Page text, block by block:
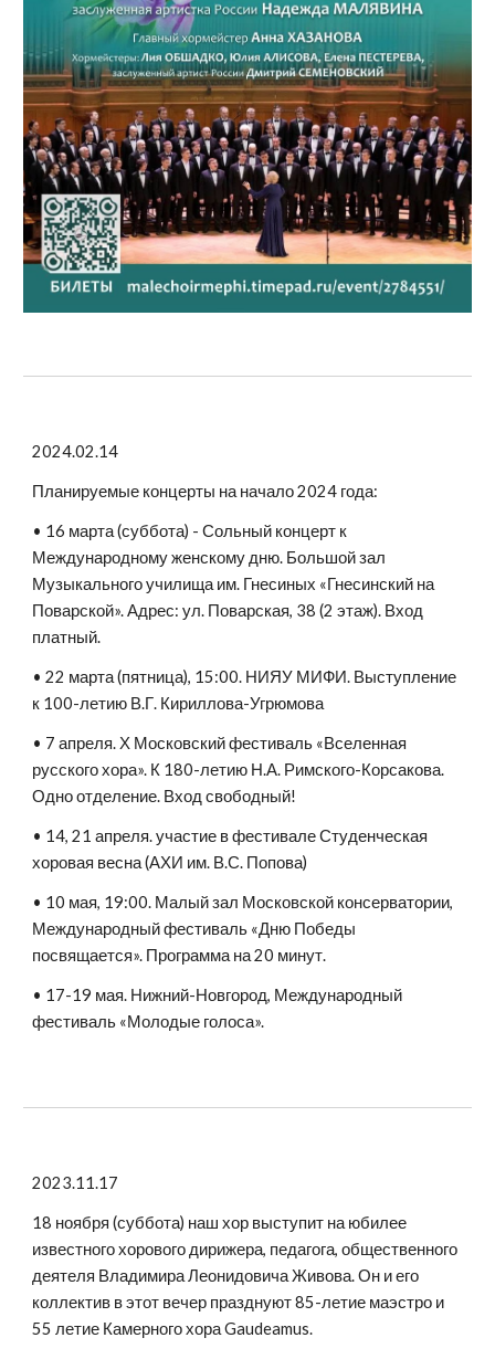
2024.02.14
Планируемые концерты на начало 2024 года:
• 16 марта (суббота) - Сольный концерт к
Международному женскому дню. Большой зал
Музыкального училища им. Гнесиных «Гнесинский на
Поварской». Адрес: ул. Поварская, 38 (2 этаж). Вход
платный.
• 22 марта (пятница), 15:00. НИЯУ МИФИ. Выступление
к 100-летию В.Г. Кириллова-Угрюмова
• 7 апреля. Х Московский фестиваль «Вселенная
русского хора». К 180-летию Н.А. Римского-Корсакова.
Одно отделение. Вход свободный!
• 14, 21 апреля. участие в фестивале Студенческая
хоровая весна (АХИ им. В.С. Попова)
• 10 мая, 19:00. Малый зал Московской консерватории,
Международный фестиваль «Дню Победы
посвящается». Программа на 20 минут.
• 17-19 мая. Нижний-Новгород, Международный
фестиваль «Молодые голоса».
2023.11.17
18 ноября (суббота) наш хор выступит на юбилее
известного хорового дирижера, педагога, общественного
деятеля Владимира Леонидовича Живова. Он и его
коллектив в этот вечер празднуют 85-летие маэстро и
55 летие Камерного хора Gaudeamus.